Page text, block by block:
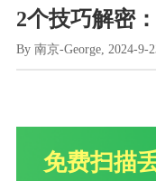
2个技巧解密
By 南京-George, 2024-9-
免费扫描